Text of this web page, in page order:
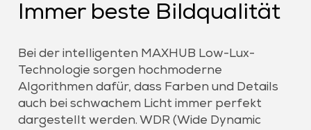
Immer beste Bildqualität
Bei der intelligenten MAXHUB Low-Lux-
Technologie sorgen hochmoderne
Algorithmen dafür, dass Farben und Details
auch bei schwachem Licht immer perfekt
dargestellt werden. WDR (Wide Dynamic